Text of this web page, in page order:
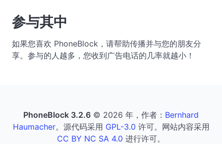
参与其中
如果您喜欢 PhoneBlock，请帮助传播并与您的朋友分
享。参与的人越多，您收到广告电话的几率就越小！
PhoneBlock 3.2.6 © 2026 年，作者： Bernhard
Haumacher。源代码采用 GPL-3.0 许可。网站内容采用
CC BY NC SA 4.0 进行许可。